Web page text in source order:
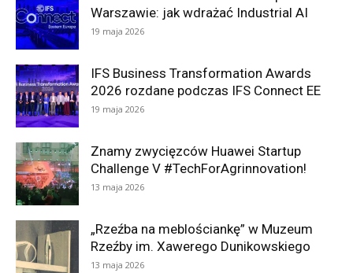
Warszawie: jak wdrażać Industrial AI
19 maja 2026
IFS Business Transformation Awards
2026 rozdane podczas IFS Connect EE
19 maja 2026
Znamy zwycięzców Huawei Startup
Challenge V #TechForAgrinnovation!
13 maja 2026
„Rzeźba na meblościankę” w Muzeum
Rzeźby im. Xawerego Dunikowskiego
13 maja 2026